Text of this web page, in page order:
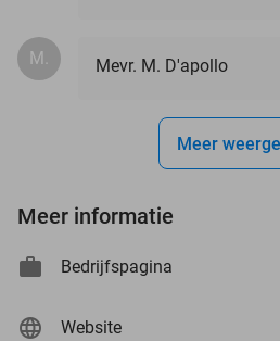
M. Mevr. M. D'apollo
Meer
Meer informatie
Bedrijfspagina
Website